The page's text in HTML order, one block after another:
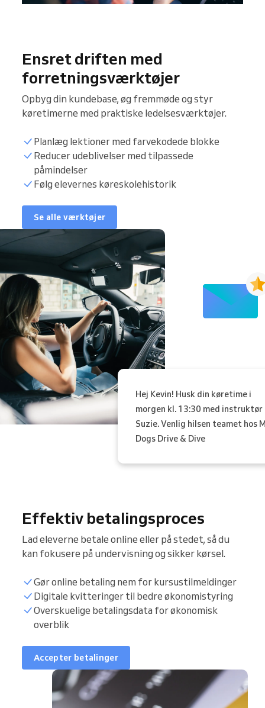
Hej Kevin! Husk din køretime i
morgen kl. 13:30 med instruktør
Suzie. Venlig hilsen teamet hos
Dogs Drive & Dive
Ensret driften med
forretningsværktøjer
Opbyg din kundebase, øg fremmøde og styr
køretimerne med praktiske ledelsesværktøjer.
Planlæg lektioner med farvekodede blokke
Reducer udeblivelser med tilpassede
påmindelser
Følg elevernes køreskolehistorik
Se alle værktøjer
Effektiv betalingsproces
Lad eleverne betale online eller på stedet, så du
kan fokusere på undervisning og sikker kørsel.
Gør online betaling nem for kursustilmeldinger
Digitale kvitteringer til bedre økonomistyring
Overskuelige betalingsdata for økonomisk
overblik
Accepter betalinger